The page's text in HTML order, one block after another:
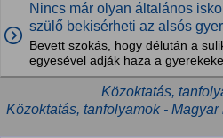
Nincs már olyan általános
szülő bekisérheti az alsós
Bevett szokás, hogy délután a
egyesével adják haza a
Közoktatás,
Közoktatás, tanfolyamok -